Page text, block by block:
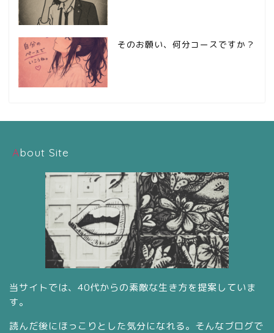
そのお願い、何分コースですか？
About Site
当サイトでは、40代からの素敵な生き方を提案していま
す。
読んだ後にほっこりとした気分になれる。そんなブログで